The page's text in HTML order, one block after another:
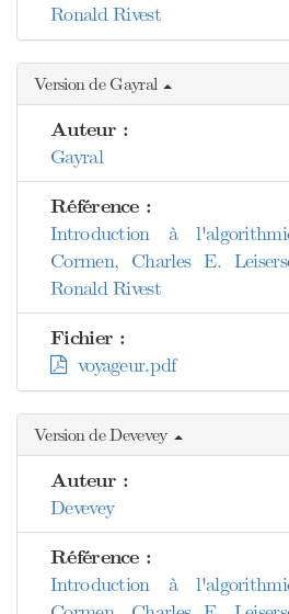
Ronald Rivest
Version de Gayral
Auteur :
Gayral
Référence :
Introduction à
Cormen, Charles E.
Ronald Rivest
Fichier :
voyageur.pdf
Version de Devevey
Auteur :
Devevey
Référence :
Introduction à